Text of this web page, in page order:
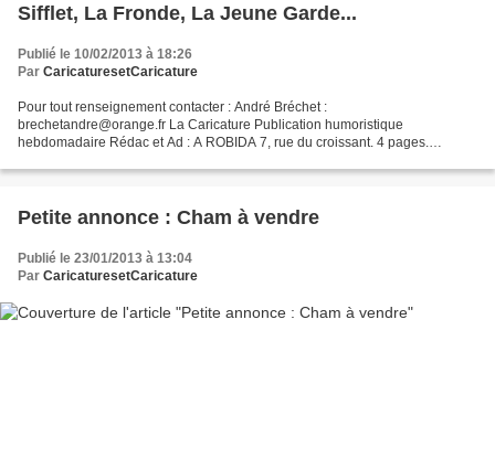
Sifflet, La Fronde, La Jeune Garde...
Publié le 10/02/2013 à 18:26
Par CaricaturesetCaricature
Pour tout renseignement contacter : André Bréchet :
brechetandre@orange.fr La Caricature Publication humoristique
hebdomadaire Rédac et Ad : A ROBIDA 7, rue du croissant. 4 pages.
(03/01/1885)...
Petite annonce : Cham à vendre
Publié le 23/01/2013 à 13:04
Par CaricaturesetCaricature